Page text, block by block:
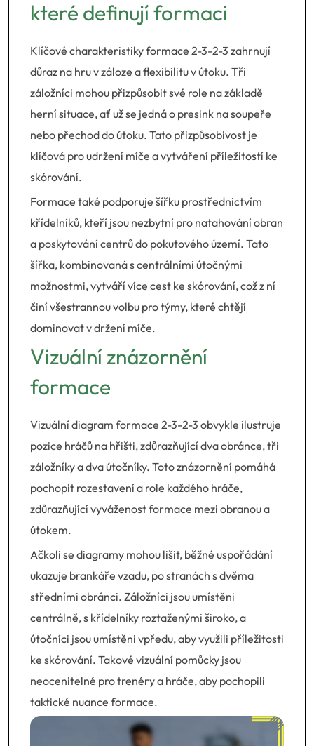
které definují formaci
Klíčové charakteristiky formace 2-3-2-3 zahrnují
důraz na hru v záloze a flexibilitu v útoku. Tři
záložníci mohou přizpůsobit své role na základě
herní situace, ať už se jedná o presink na soupeře
nebo přechod do útoku. Tato přizpůsobivost je
klíčová pro udržení míče a vytváření příležitostí ke
skórování.
Formace také podporuje šířku prostřednictvím
křídelníků, kteří jsou nezbytní pro natahování obran
a poskytování centrů do pokutového území. Tato
šířka, kombinovaná s centrálními útočnými
možnostmi, vytváří více cest ke skórování, což z ní
činí všestrannou volbu pro týmy, které chtějí
dominovat v držení míče.
Vizuální znázornění
formace
Vizuální diagram formace 2-3-2-3 obvykle ilustruje
pozice hráčů na hřišti, zdůrazňující dva obránce, tři
záložníky a dva útočníky. Toto znázornění pomáhá
pochopit rozestavení a role každého hráče,
zdůrazňující vyváženost formace mezi obranou a
útokem.
Ačkoli se diagramy mohou lišit, běžné uspořádání
ukazuje brankáře vzadu, po stranách s dvěma
středními obránci. Záložníci jsou umístěni
centrálně, s křídelníky roztaženými široko, a
útočníci jsou umístěni vpředu, aby využili příležitosti
ke skórování. Takové vizuální pomůcky jsou
neocenitelné pro trenéry a hráče, aby pochopili
taktické nuance formace.